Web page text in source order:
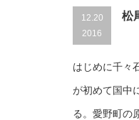
12.20
2016
松
はじめに千々
が初めて国中
る。愛野町の